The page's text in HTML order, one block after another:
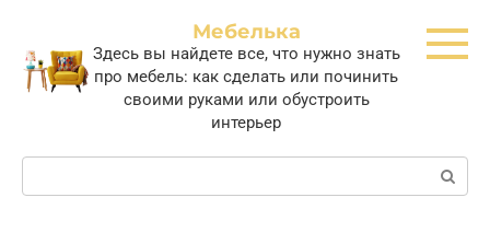
контенту
Мебелька
Здесь вы найдете все, что нужно знать
про мебель: как сделать или починить
своими руками или обустроить
интерьер
Поиск: